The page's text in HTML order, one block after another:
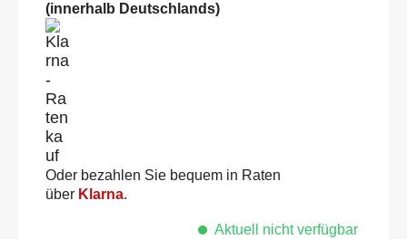
(innerhalb Deutschlands)
Oder bezahlen Sie bequem in Raten
über Klarna.
Aktuell nicht verfügbar